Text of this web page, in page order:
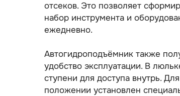
отсеков. Это позволяет
набор инструмента и
ежедневно.
Автогидроподъёмник также
удобство эксплуатации. В
ступени для доступа внутрь.
положении установлен